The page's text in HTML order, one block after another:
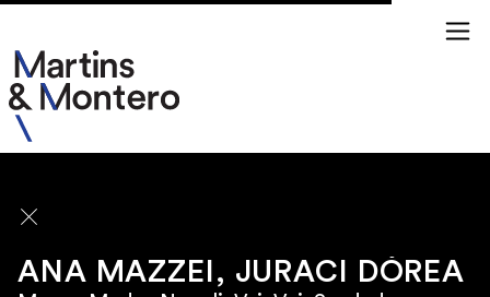
ANA MAZZEI, JURACI DÓREA
2026